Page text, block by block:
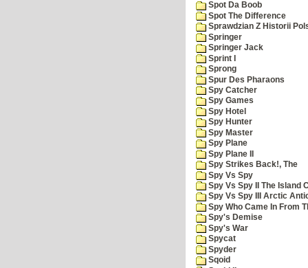
Spot Da Boob
Spot The Difference
Sprawdzian Z Historii
Springer
Springer Jack
Sprint I
Sprong
Spur Des Pharaons
Spy Catcher
Spy Games
Spy Hotel
Spy Hunter
Spy Master
Spy Plane
Spy Plane II
Spy Strikes Back!, The
Spy Vs Spy
Spy Vs Spy II The Island
Spy Vs Spy III Arctic
Spy Who Came In From
Spy's Demise
Spy's War
Spycat
Spyder
Sqoid